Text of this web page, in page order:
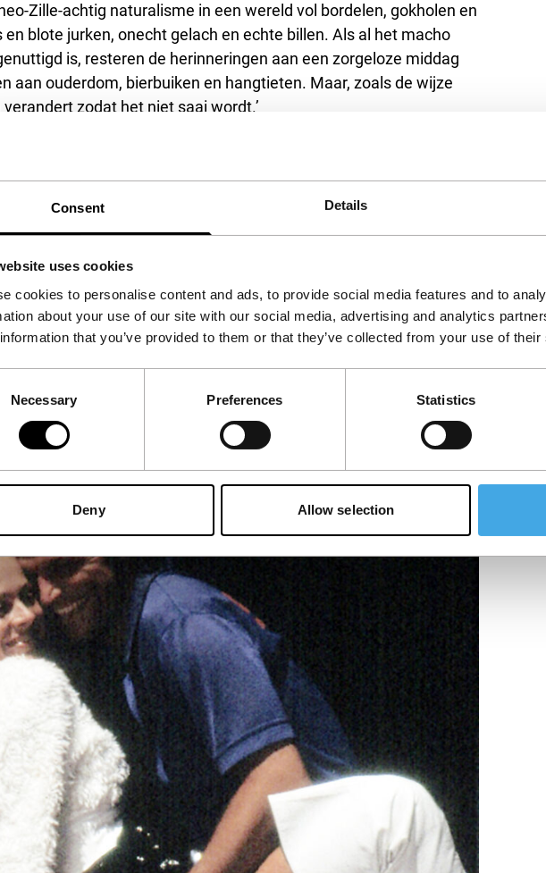
Consent Details
uses cookies
cookies to personalise content and ads, to provide social media features and to
about your use of our site with our social media, advertising and analytics
that you’ve provided to them or that they’ve collected from your use of
Necessary Preferences Statistics
Deny Allow selection
Zille-achtig naturalisme in een wereld vol bordelen, gokholen en
blote jurken, onecht gelach en echte billen. Als al het macho
is, resteren de herinneringen aan een zorgeloze middag
aan ouderdom, bierbuiken en hangtieten. Maar, zoals de wijze
zodat het niet saai wordt.’
Duitsland
IFFR 2013
118'
Betacam Digi